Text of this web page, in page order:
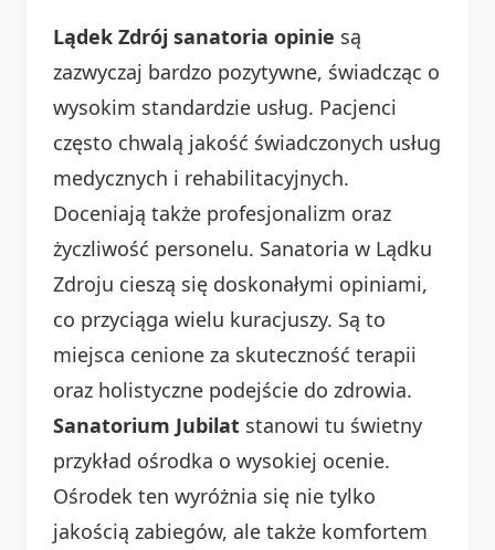
Lądek Zdrój sanatoria opinie są
zazwyczaj bardzo pozytywne, świadcząc o
wysokim standardzie usług. Pacjenci
często chwalą jakość świadczonych usług
medycznych i rehabilitacyjnych.
Doceniają także profesjonalizm oraz
życzliwość personelu. Sanatoria w Lądku
Zdroju cieszą się doskonałymi opiniami,
co przyciąga wielu kuracjuszy. Są to
miejsca cenione za skuteczność terapii
oraz holistyczne podejście do zdrowia.
Sanatorium Jubilat stanowi tu świetny
przykład ośrodka o wysokiej ocenie.
Ośrodek ten wyróżnia się nie tylko
jakością zabiegów, ale także komfortem